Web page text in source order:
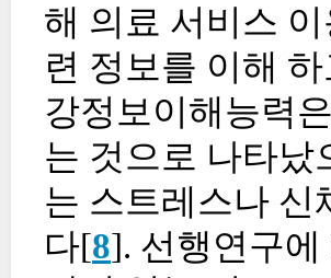
해 의료 서비스
련 정보를 이해
강정보이해능력
는 것으로 나타났
는 스트레스나 신
다[8]. 선행연구